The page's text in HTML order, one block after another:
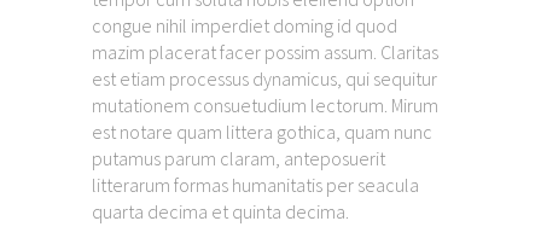
congue nihil imperdiet doming id quod
mazim placerat facer possim assum. Claritas
est etiam processus dynamicus, qui sequitur
mutationem consuetudium lectorum. Mirum
est notare quam littera gothica, quam nunc
putamus parum claram, anteposuerit
litterarum formas humanitatis per seacula
quarta decima et quinta decima.